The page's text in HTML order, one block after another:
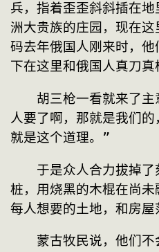
兵，指着歪歪斜斜插在
洲大贵族的庄园，现在
码去年俄国人刚来时，
下在这里和俄国人真刀
胡三枪一看就来了主
人要了啊，那就是我们的
就是这个道理。”
于是众人合力拔掉了
桩，用烧黑的木棍在尚
每人想要的土地，和房屋
蒙古牧民说，他们不